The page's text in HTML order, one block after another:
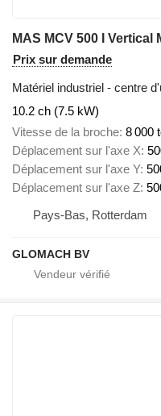
MAS MCV 500 I
Prix sur demande
Matériel industriel - centre
10.2 ch (7.5 kW)
Vitesse de la broche 8 000
Déplacement sur l'axe X
Déplacement sur l'axe Y
Déplacement sur l'axe Z
Pays-Bas, Rotterdam
GLOMACH BV